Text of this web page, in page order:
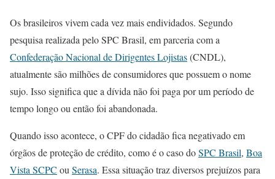
Os brasileiros vivem cada vez mais endividados. Segundo
pesquisa realizada pelo SPC Brasil, em parceria com a
Confederação Nacional de Dirigentes Lojistas(CNDL),
atualmente são milhões de consumidores que possuem o nome
sujo. Isso significa que a dívida não foi paga por um período de
tempo longo ou então foi abandonada.
Quando isso acontece, o CPF do cidadão fica negativado em
órgãos de proteção de crédito, como é o caso doSPC Brasil, Boa
Vista SCPC ou Serasa. Essa situação traz diversos prejuízos para